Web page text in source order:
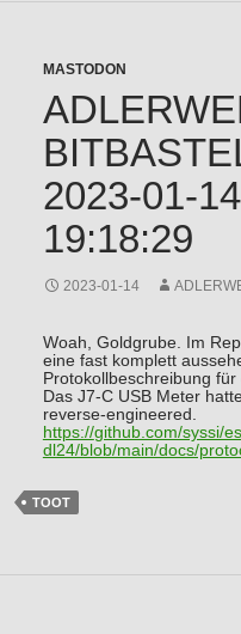
MASTODON
2023-01-14
19:18:29
2023-01-14
Woah, Goldgrube. Im
eine fast komplett
Protokollbeschreibung für
Das J7-C USB Meter
reverse-engineered.
https://github.com/syssi/
dl24/blob/main/docs/
TOOT